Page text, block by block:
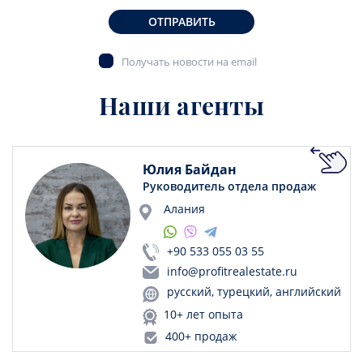
ОТПРАВИТЬ
Получать новости на email
Наши агенты
Юлия Байдан
Руководитель отдела продаж
Алания
+90 533 055 03 55
info@profitrealestate.ru
русский, турецкий, английский
10+ лет опыта
400+ продаж